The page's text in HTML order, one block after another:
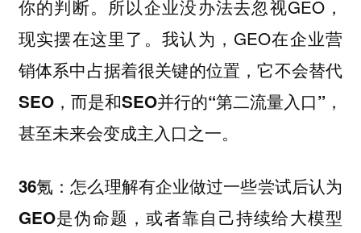
你的判断。所以企业没办法去忽视GEO，
现实摆在这里了。我认为，GEO在企业营
销体系中占据着很关键的位置，它不会替代
SEO，而是和SEO并行的“第二流量入口”，
甚至未来会变成主入口之一。
36氪：怎么理解有企业做过一些尝试后认为
GEO是伪命题，或者靠自己持续给大模型